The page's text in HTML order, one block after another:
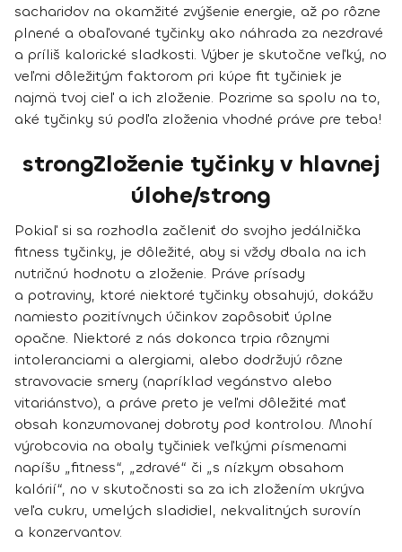
sacharidov na okamžité zvýšenie energie, až po rôzne
plnené a obaľované tyčinky ako náhrada za nezdravé
a príliš kalorické sladkosti. Výber je skutočne veľký, no
veľmi dôležitým faktorom pri kúpe fit tyčiniek je
najmä tvoj cieľ a ich zloženie. Pozrime sa spolu na to,
aké tyčinky sú podľa zloženia vhodné práve pre teba!
strongZloženie tyčinky v hlavnej
úlohe/strong
Pokiaľ si sa rozhodla začleniť do svojho jedálnička
fitness tyčinky, je dôležité, aby si vždy dbala na ich
nutričnú hodnotu a zloženie. Práve prísady
a potraviny, ktoré niektoré tyčinky obsahujú, dokážu
namiesto pozitívnych účinkov zapôsobiť úplne
opačne. Niektoré z nás dokonca trpia rôznymi
intoleranciami a alergiami, alebo dodržujú rôzne
stravovacie smery (napríklad vegánstvo alebo
vitariánstvo), a práve preto je veľmi dôležité mať
obsah konzumovanej dobroty pod kontrolou. Mnohí
výrobcovia na obaly tyčiniek veľkými písmenami
napíšu „fitness“, „zdravé“ či „s nízkym obsahom
kalórií“, no v skutočnosti sa za ich zložením ukrýva
veľa cukru, umelých sladidiel, nekvalitných surovín
a konzervantov.